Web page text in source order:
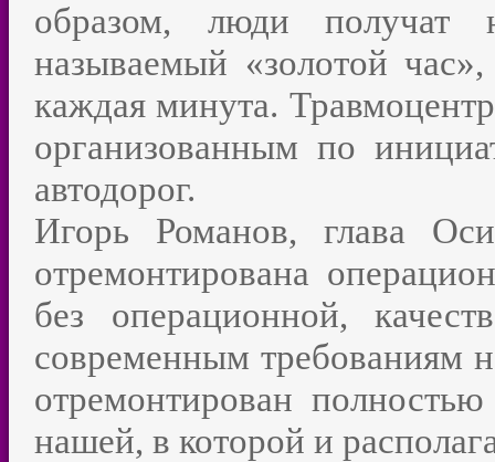
образом, люди получат
называемый «золотой
каждая минута.
организованным по
автодорог.
Игорь Романов, глава
отремонтирована
без операционной,
современным требованиям
отремонтирован
нашей, в которой и